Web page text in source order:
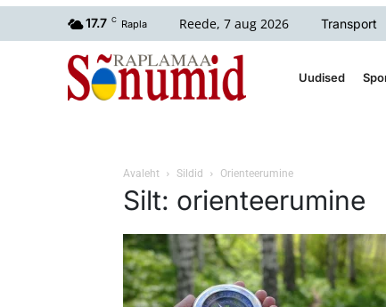
17.7 C Rapla Reede, 7 aug 2026 Transport
Uudised
Avaleht Sildid Orienteerumine
Silt: orienteerumine